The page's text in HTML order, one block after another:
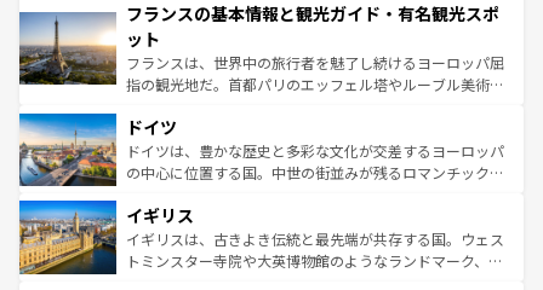
ませてくれるイタリアで、忘れられない旅をしてみよう！
なお、新着のイタリア情報は
しい。
文化が根付くこの国では、情熱的なフラメンコ、熱気あふ
れる闘牛、そして美味しいタパスが生活の一部となってい
る。首都マドリードの洗練された雰囲気や、バルセロナの
アートに溢れた街角から、地方では古代ローマ遺跡や中世
せる。地方によって風土や気候が異なるスペインはその個
性で訪れる人を魅了する。 なお、新着のスペイン情報は コ
ンテンツ一覧を参照してほしい。
フランスの基本情報と観光ガイド・有名観光スポ
ット
フランスは、世界中の旅行者を魅了し続けるヨーロッパ屈
指の観光地だ。首都パリのエッフェル塔やルーブル美術館
で、幅広い魅力が詰まっている。華麗な宮殿、歴史的な大
聖堂、美しいビーチ、そして豊かな自然が、訪れる者を心
から魅了する。また、フランスは美食の国としても知ら
いる。シャンパンの発祥地であるランス、プロヴァンスの
香り高いラベンダー畑など、多彩な楽しみ方が可能だ。さ
らに、パリ以外の地域にも魅力が溢れており、どの街角に
ドイツ
ドイツは、豊かな歴史と多彩な文化が交差するヨーロッパ
の中心に位置する国。中世の街並みが残るロマンチック街
顔を持つこの国は、どこを歩いても飽きることがない。ベ
ルリンの文化的活気、バイエルン州のアルプスの絶景、そ
してライン川沿いのワイン畑といった風景は必見。ビール
イギリス
イギリスは、古きよき伝統と最先端が共存する国。ウェス
トミンスター寺院や大英博物館のようなランドマーク、歴